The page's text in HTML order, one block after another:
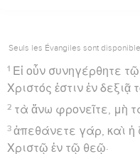
Seuls les Évangiles sont
1 Εἰ οὖν συνηγέρθητε
Χριστός ἐστιν ἐν δεξιᾷ
2 τὰ ἄνω φρονεῖτε, μὴ
3 ἀπεθάνετε γάρ, καὶ ἡ
Χριστῷ ἐν τῷ θεῷ·